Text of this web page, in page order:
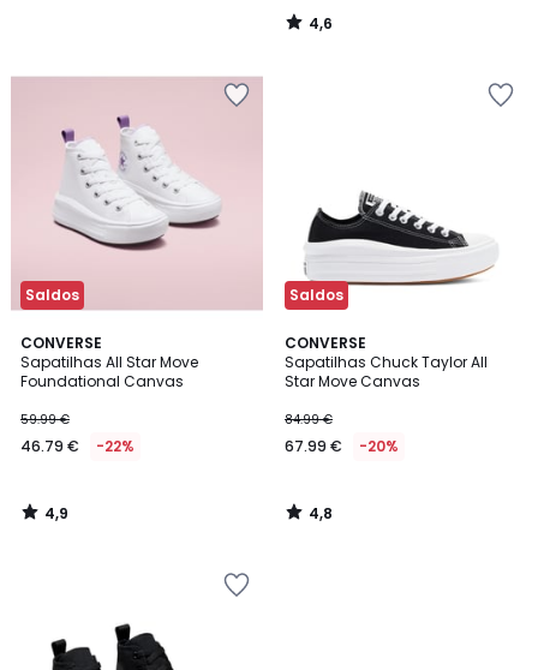
4,6
/
Saldos
CONVERSE
Sapatilhas All Star Move
Foundational Canvas
59.99 €
46.79 € -22%
4,9
/ 5
4,9
/
Saldos
CONVERSE
Sapatilhas Chuck Taylor All
Star Move Canvas
84.99 €
67.99 € -20%
4,8
/ 5
4,8
/